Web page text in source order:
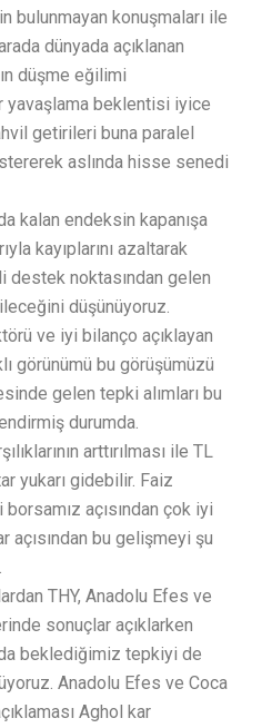
bulunmayan konuşmaları ile
dünyada açıklanan
düşme eğilimi
beklentisi iyice
getirileri buna paralel
aslında hisse senedi
kalan endeksin kapanışa
kayıplarını azaltarak
destek noktasından gelen
düşünüyoruz.
ve iyi bilanço açıklayan
görünümü bu görüşümüzü
gelen tepki alımları bu
durumda.
arttırılması ile TL
yukarı gidebilir. Faiz
açısından çok iyi
açısından bu gelişmeyi şu
THY, Anadolu Efes ve
sonuçlar açıklarken
beklediğimiz tepkiyi de
Anadolu Efes ve Coca
Aghol kar